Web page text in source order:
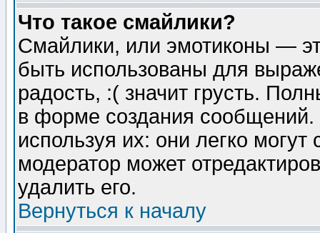
Что такое смайлики?
Смайлики, или эмотиконы —
быть использованы для
радость, :( значит грусть.
в форме создания сообщений.
используя их: они легко
модератор может
удалить его.
Вернуться к началу